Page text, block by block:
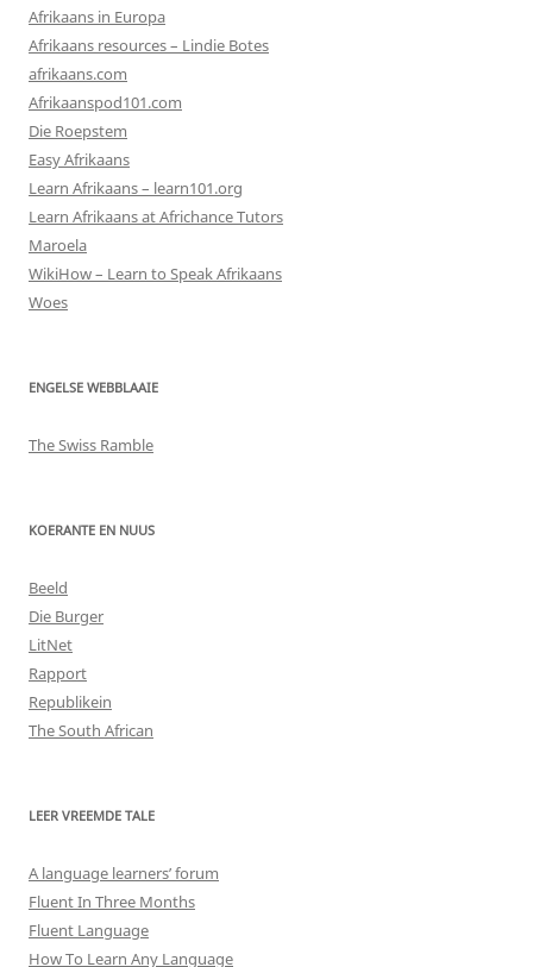
Afrikaans in Europa
Afrikaans resources – Lindie Botes
afrikaans.com
Afrikaanspod101.com
Die Roepstem
Easy Afrikaans
Learn Afrikaans – learn101.org
Learn Afrikaans at Africhance Tutors
Maroela
WikiHow – Learn to Speak Afrikaans
Woes
ENGELSE WEBBLAAIE
The Swiss Ramble
KOERANTE EN NUUS
Beeld
Die Burger
LitNet
Rapport
Republikein
The South African
LEER VREEMDE TALE
A language learners’ forum
Fluent In Three Months
Fluent Language
How To Learn Any Language